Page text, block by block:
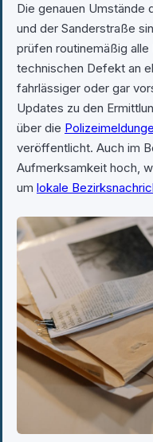
Die genauen Umstände
und der Sanderstraße
prüfen routinemäßig alle
technischen Defekt an
fahrlässiger oder gar
Updates zu den
über die
veröffentlicht. Auch im
Aufmerksamkeit hoch,
um lokale